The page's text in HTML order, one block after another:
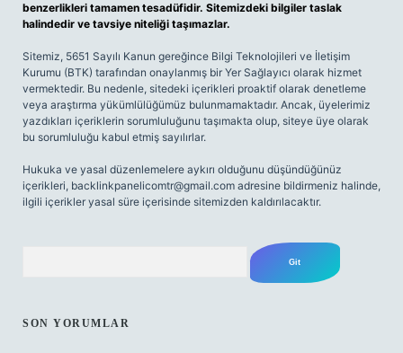
benzerlikleri tamamen tesadüfidir. Sitemizdeki bilgiler taslak
halindedir ve tavsiye niteliği taşımazlar.
Sitemiz, 5651 Sayılı Kanun gereğince Bilgi Teknolojileri ve İletişim
Kurumu (BTK) tarafından onaylanmış bir Yer Sağlayıcı olarak hizmet
vermektedir. Bu nedenle, sitedeki içerikleri proaktif olarak denetleme
veya araştırma yükümlülüğümüz bulunmamaktadır. Ancak, üyelerimiz
yazdıkları içeriklerin sorumluluğunu taşımakta olup, siteye üye olarak
bu sorumluluğu kabul etmiş sayılırlar.
Hukuka ve yasal düzenlemelere aykırı olduğunu düşündüğünüz
içerikleri, backlinkpanelicomtr@gmail.com adresine bildirmeniz halinde,
ilgili içerikler yasal süre içerisinde sitemizden kaldırılacaktır.
SON YORUMLAR